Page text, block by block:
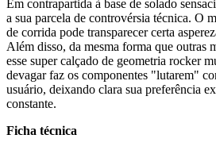
Em contrapartida à base de solado
a sua parcela de controvérsia técnica. O
de corrida pode transparecer certa
Além disso, da mesma forma que outras
esse super calçado de geometria rocker
devagar faz os componentes "lutarem"
usuário, deixando clara sua preferência
constante.
Ficha técnica